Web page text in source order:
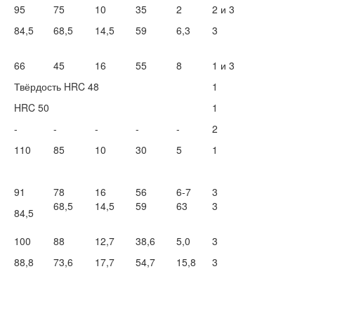
95 75 10 35 2
2 и 3
84,5 68,5 14,5 59 6,3 3
66 45 16 55 8
1 и 3
Твёрдость HRC 48
1
HRC 50
1
- - - - -
2
110 85 10 30 5
1
91
84,5
78
68,5
16
14,5
56
59
6-7
63
3
3
100
88,8
88
73,6
12,7
17,7
38,6
54,7
5,0
15,8
3
3